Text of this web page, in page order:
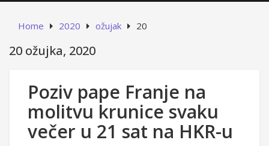
Home 2020 ožujak 20
20 ožujka, 2020
Poziv pape Franje na
molitvu krunice svaku
večer u 21 sat na HKR-u